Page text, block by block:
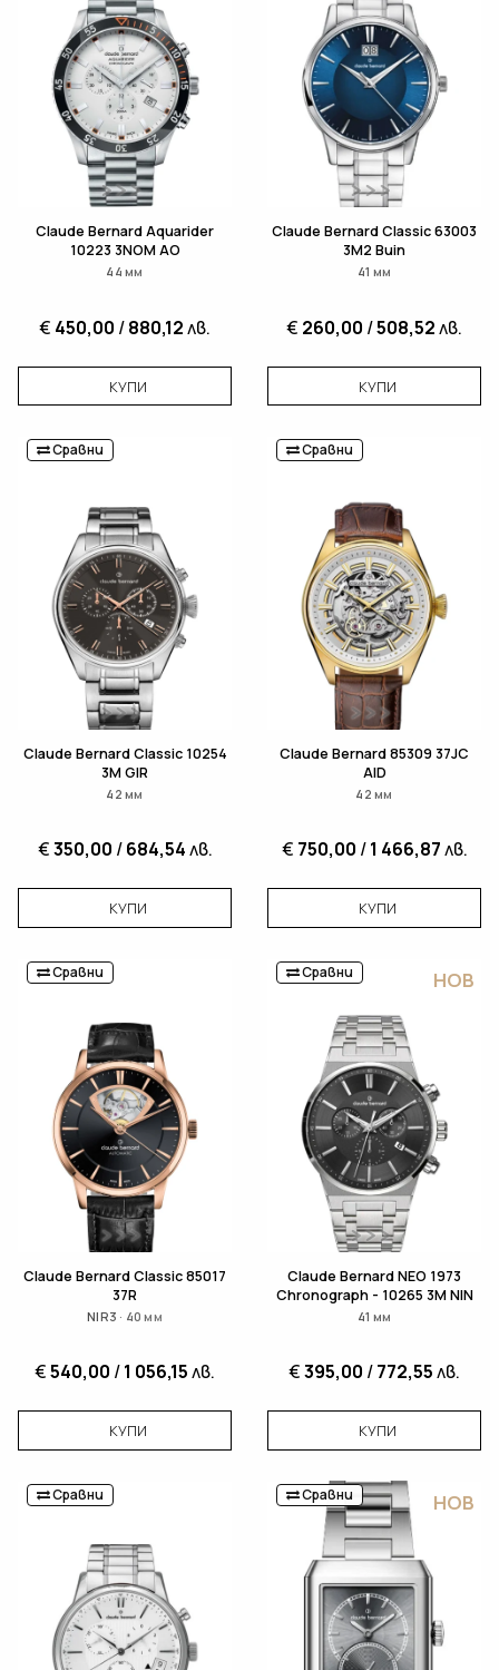
Claude Bernard Aquarider
10223 3NOM AO
44 мм
€ 450,00 /880,12лв.
КУПИ
Claude Bernard Classic 63003
3M2 Buin
41 мм
€ 260,00 /508,52лв.
КУПИ
Сравни
Claude Bernard Classic 10254
3M GIR
42 мм
€350,00 /684,54лв.
КУПИ
Сравни
Claude Bernard 85309 37JC
AID
42 мм
€ 750,00 /1 466,87лв.
КУПИ
Сравни
Claude Bernard Classic 85017
37R
NIR3 · 40 мм
€540,00 /1 056,15лв.
КУПИ
Сравни НОВ
Claude Bernard NEO 1973
Chronograph - 10265 3M NIN
41 мм
€395,00 /772,55лв.
КУПИ
Сравни Сравни НОВ